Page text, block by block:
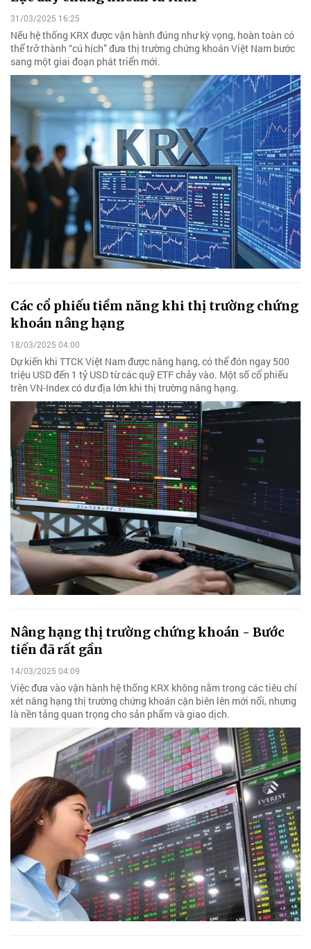
31/03/2025 16:25
Nếu hệ thống KRX được vận hành đúng như kỳ vọng, hoàn toàn có
thể trở thành “cú hích” đưa thị trường chứng khoán Việt Nam bước
sang một giai đoạn phát triển mới.
Các cổ phiếu tiềm năng khi thị trường chứng
khoán nâng hạng
18/03/2025 04:00
Dự kiến khi TTCK Việt Nam được nâng hạng, có thể đón ngay 500
triệu USD đến 1 tỷ USD từ các quỹ ETF chảy vào. Một số cổ phiếu
trên VN-Index có dư địa lớn khi thị trường nâng hạng.
Nâng hạng thị trường chứng khoán - Bước
tiến đã rất gần
14/03/2025 04:09
Việc đưa vào vận hành hệ thống KRX không nằm trong các tiêu chí
xét nâng hạng thị trường chứng khoán cận biên lên mới nổi, nhưng
là nền tảng quan trọng cho sản phẩm và giao dịch.